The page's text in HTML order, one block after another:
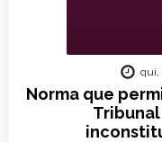
Norma que
Tribunal
qui,